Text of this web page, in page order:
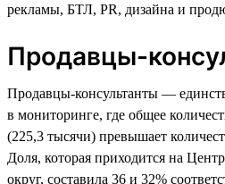
рекламы, БТЛ, PR, дизайна и
Продавцы-
Продавцы-консультанты —
в мониторинге, где общее
(225,3 тысячи) превышает
Доля, которая приходится на
округ, составила 36 и 32%